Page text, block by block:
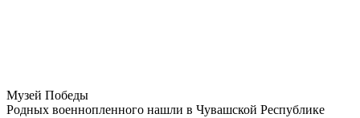
Музей Победы
Родных военнопленного нашли в Чувашской Республике